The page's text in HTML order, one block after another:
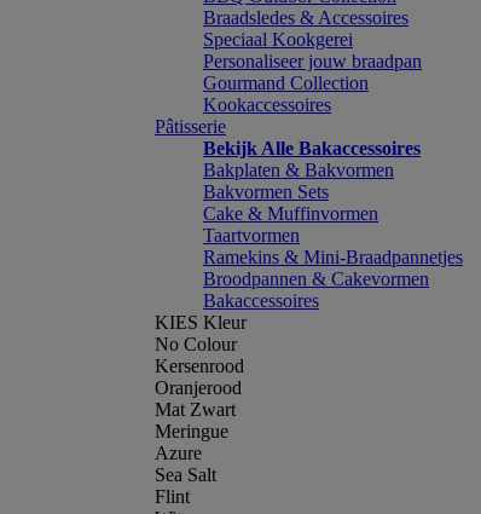
Braadsledes & Accessoires
Speciaal Kookgerei
Personaliseer jouw braadpan
Gourmand Collection
Kookaccessoires
Pâtisserie
Bekijk Alle Bakaccessoires
Bakplaten & Bakvormen
Bakvormen Sets
Cake & Muffinvormen
Taartvormen
Ramekins & Mini-Braadpannetjes
Broodpannen & Cakevormen
Bakaccessoires
KIES Kleur
No Colour
Kersenrood
Oranjerood
Mat Zwart
Meringue
Azure
Sea Salt
Flint